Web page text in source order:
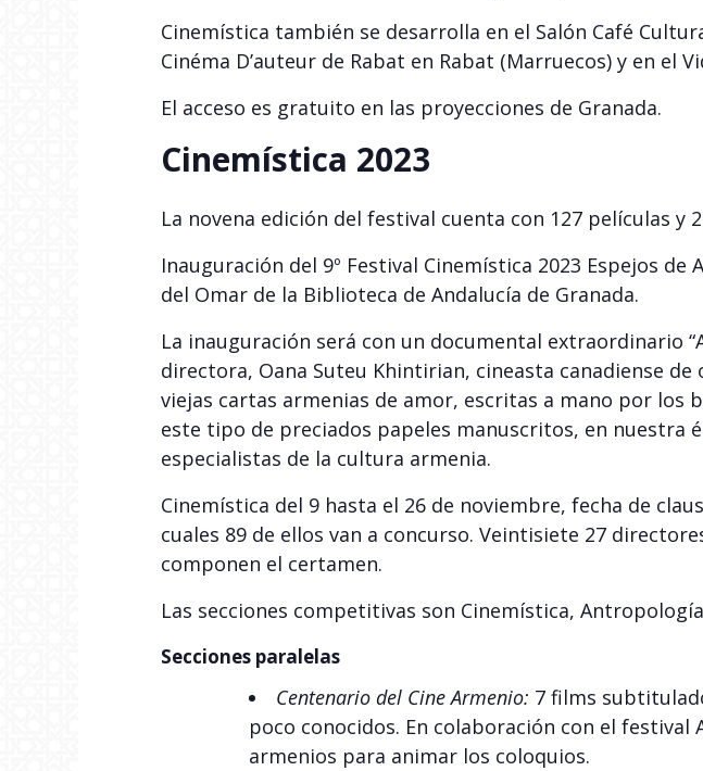
Cinemística también se desarrolla en el Salón Café
Cinéma D’auteur de Rabat en Rabat (Marruecos) y en el
El acceso es gratuito en las proyecciones de Granada.
Cinemística 2023
La novena edición del festival cuenta con 127 películas y
Inauguración del 9º Festival Cinemística 2023 Espejos
del Omar de la Biblioteca de Andalucía de Granada.
La inauguración será con un documental extraordinario
directora, Oana Suteu Khintirian, cineasta canadiense
viejas cartas armenias de amor, escritas a mano por
este tipo de preciados papeles manuscritos, en
especialistas de la cultura armenia.
Cinemística del 9 hasta el 26 de noviembre, fecha de
cuales 89 de ellos van a concurso. Veintisiete 27
componen el certamen.
Las secciones competitivas son Cinemística,
Secciones paralelas
Centenario del Cine Armenio: 7 films
poco conocidos. En colaboración con el festival
armenios para animar los coloquios.